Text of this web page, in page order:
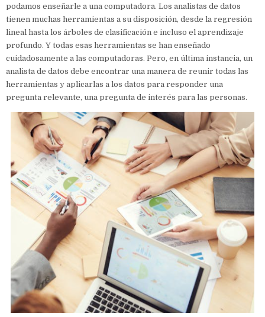
podamos enseñarle a una computadora. Los analistas de datos
tienen muchas herramientas a su disposición, desde la regresión
lineal hasta los árboles de clasificación e incluso el aprendizaje
profundo. Y todas esas herramientas se han enseñado
cuidadosamente a las computadoras. Pero, en última instancia, un
analista de datos debe encontrar una manera de reunir todas las
herramientas y aplicarlas a los datos para responder una
pregunta relevante, una pregunta de interés para las personas.